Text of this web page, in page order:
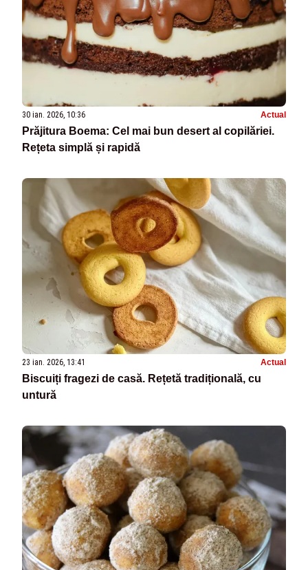
30 ian. 2026, 10:36 Actual
Prăjitura Boema: Cel mai bun desert al copilăriei.
Rețeta simplă și rapidă
23 ian. 2026, 13:41 Actual
Biscuiți fragezi de casă. Rețetă tradițională, cu
untură